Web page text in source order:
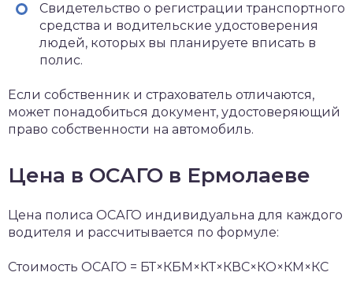
Свидетельство о регистрации транспортного
средства и водительские удостоверения
людей, которых вы планируете вписать в
полис.
Если собственник и страхователь отличаются,
может понадобиться документ, удостоверяющий
право собственности на автомобиль.
Цена в ОСАГО в Ермолаеве
Цена полиса ОСАГО индивидуальна для каждого
водителя и рассчитывается по формуле:
Стоимость ОСАГО = БТ×КБМ×КТ×КВС×КО×КМ×КС